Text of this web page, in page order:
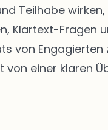
Teilhabe
Klartext-Fragen
von
einer klaren